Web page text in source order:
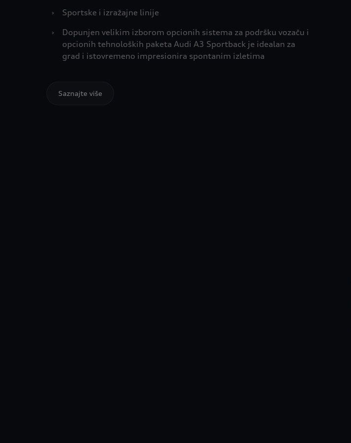
›
Sportske i izražajne linije
›
Dopunjen velikim izborom opcionih sistema za podršku vozaču i
opcionih tehnoloških paketa Audi A3 Sportback je idealan za
grad i istovremeno impresionira spontanim izletima
Saznajte više